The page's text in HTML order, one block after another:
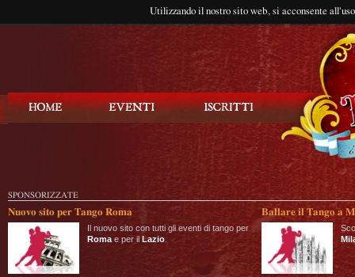
Utilizzando il nostro sito web, si acconsente
SPONSORIZZATE
Nuovo sito per Tango Roma
Il nuovo sito con tutti gli eventi di tango per
Roma e per il Lazio
Ballare il Tango a